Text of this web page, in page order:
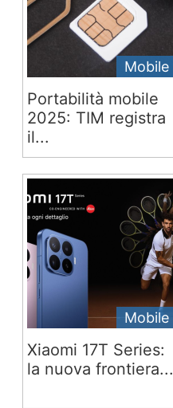
Mobile
Portabilità mobile
2025: TIM registra
il...
Mobile
Xiaomi 17T Series:
la nuova frontiera...